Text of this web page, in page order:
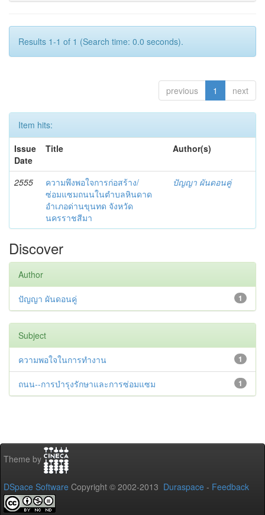
Results 1-1 of 1 (Search time: 0.0 seconds).
previous 1 next
Item hits:
Issue
Date
Title Author(s)
2555
ความพึงพอใจการก่อสร้าง/
ซ่อมแซมถนนในตำบลหินดาด
อำเภอด่านขุนทด จังหวัด
นครราชสีมา
ปัญญา ผันดอนคู่
Discover
Author
1
ปัญญา ผันดอนคู่
Subject
1
ความพอใจในการทำงาน
1
ถนน--การบำรุงรักษาและการซ่อมแซม
Theme by
DSpace Software Copyright © 2002-2013 Duraspace - Feedback